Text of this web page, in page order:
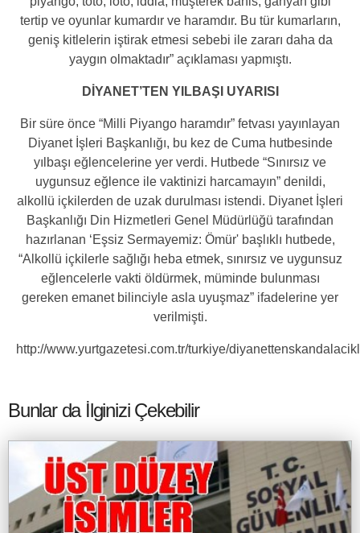
tertip ve oyunlar kumardır ve haramdır. Bu tür kumarların,
geniş kitlelerin iştirak etmesi sebebi ile zararı daha da
yaygın olmaktadır” açıklaması yapmıştı.
DİYANET’TEN YILBAŞI UYARISI
Bir süre önce “Milli Piyango haramdır” fetvası yayınlayan
Diyanet İşleri Başkanlığı, bu kez de Cuma hutbesinde
yılbaşı eğlencelerine yer verdi. Hutbede “Sınırsız ve
uygunsuz eğlence ile vaktinizi harcamayın” denildi,
alkollü içkilerden de uzak durulması istendi. Diyanet İşleri
Başkanlığı Din Hizmetleri Genel Müdürlüğü tarafından
hazırlanan ‘Eşsiz Sermayemiz: Ömür' başlıklı hutbede,
“Alkollü içkilerle sağlığı heba etmek, sınırsız ve uygunsuz
eğlencelerle vakti öldürmek, müminde bulunması
gereken emanet bilinciyle asla uyuşmaz” ifadelerine yer
verilmişti.
http://www.yurtgazetesi.com.tr/turkiye/
Bunlar da İlginizi Çekebilir